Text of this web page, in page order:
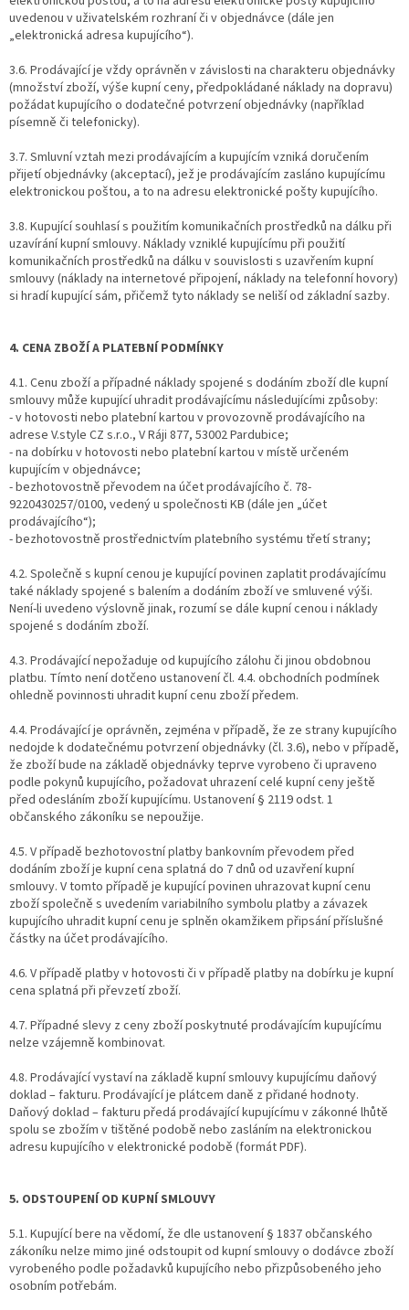
uvedenou v uživatelském rozhraní či v objednávce (dále jen
„elektronická adresa kupujícího“).
3.6. Prodávající je vždy oprávněn v závislosti na charakteru objednávky
(množství zboží, výše kupní ceny, předpokládané náklady na dopravu)
požádat kupujícího o dodatečné potvrzení objednávky (například
písemně či telefonicky).
3.7. Smluvní vztah mezi prodávajícím a kupujícím vzniká doručením
přijetí objednávky (akceptací), jež je prodávajícím zasláno kupujícímu
elektronickou poštou, a to na adresu elektronické pošty kupujícího.
3.8. Kupující souhlasí s použitím komunikačních prostředků na dálku při
uzavírání kupní smlouvy. Náklady vzniklé kupujícímu při použití
komunikačních prostředků na dálku v souvislosti s uzavřením kupní
smlouvy (náklady na internetové připojení, náklady na telefonní hovory)
si hradí kupující sám, přičemž tyto náklady se neliší od základní sazby.
4. CENA ZBOŽÍ A PLATEBNÍ PODMÍNKY
4.1. Cenu zboží a případné náklady spojené s dodáním zboží dle kupní
smlouvy může kupující uhradit prodávajícímu následujícími způsoby:
- v hotovosti nebo platební kartou v provozovně prodávajícího na
adrese V.style CZ s.r.o., V Ráji 877, 53002 Pardubice;
- na dobírku v hotovosti nebo platební kartou v místě určeném
kupujícím v objednávce;
- bezhotovostně převodem na účet prodávajícího č. 78-
9220430257/0100, vedený u společnosti KB (dále jen „účet
prodávajícího“);
- bezhotovostně prostřednictvím platebního systému třetí strany;
4.2. Společně s kupní cenou je kupující povinen zaplatit prodávajícímu
také náklady spojené s balením a dodáním zboží ve smluvené výši.
Není-li uvedeno výslovně jinak, rozumí se dále kupní cenou i náklady
spojené s dodáním zboží.
4.3. Prodávající nepožaduje od kupujícího zálohu či jinou obdobnou
platbu. Tímto není dotčeno ustanovení čl. 4.4. obchodních podmínek
ohledně povinnosti uhradit kupní cenu zboží předem.
4.4. Prodávající je oprávněn, zejména v případě, že ze strany kupujícího
nedojde k dodatečnému potvrzení objednávky (čl. 3.6), nebo v případě,
že zboží bude na základě objednávky teprve vyrobeno či upraveno
podle pokynů kupujícího, požadovat uhrazení celé kupní ceny ještě
před odesláním zboží kupujícímu. Ustanovení § 2119 odst. 1
občanského zákoníku se nepoužije.
4.5. V případě bezhotovostní platby bankovním převodem před
dodáním zboží je kupní cena splatná do 7 dnů od uzavření kupní
smlouvy. V tomto případě je kupující povinen uhrazovat kupní cenu
zboží společně s uvedením variabilního symbolu platby a závazek
kupujícího uhradit kupní cenu je splněn okamžikem připsání příslušné
částky na účet prodávajícího.
4.6. V případě platby v hotovosti či v případě platby na dobírku je kupní
cena splatná při převzetí zboží.
4.7. Případné slevy z ceny zboží poskytnuté prodávajícím kupujícímu
nelze vzájemně kombinovat.
4.8. Prodávající vystaví na základě kupní smlouvy kupujícímu daňový
doklad – fakturu. Prodávající je plátcem daně z přidané hodnoty.
Daňový doklad – fakturu předá prodávající kupujícímu v zákonné lhůtě
spolu se zbožím v tištěné podobě nebo zasláním na elektronickou
adresu kupujícího v elektronické podobě (formát PDF).
5. ODSTOUPENÍ OD KUPNÍ SMLOUVY
5.1. Kupující bere na vědomí, že dle ustanovení § 1837 občanského
zákoníku nelze mimo jiné odstoupit od kupní smlouvy o dodávce zboží
vyrobeného podle požadavků kupujícího nebo přizpůsobeného jeho
osobním potřebám.